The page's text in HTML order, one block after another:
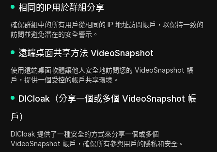
相同的IP用於群組分享
確保群組中的所有用戶從相同的 IP 地址訪問帳戶，以保持一致的
訪問並避免潛在的安全警示。
遠端桌面共享方法 VideoSnapshot
使用遠端桌面軟體讓他人安全地訪問您的 VideoSnapshot 帳
戶，提供一個受控的帳戶共享環境。
DICloak（分享一個或多個 VideoSnapshot 帳
戶）
DICloak 提供了一種安全的方式來分享一個或多個
VideoSnapshot 帳戶，確保所有參與用戶的隱私和安全。